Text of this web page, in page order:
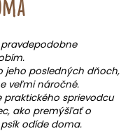
jeho posledných dňoch,
veľmi náročné.
praktického sprievodcu
ako premýšľať o
odíde doma.